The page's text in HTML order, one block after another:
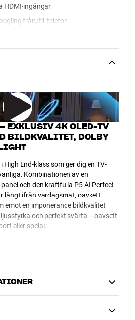
HDMI-ingångar
från/till telefon
EXKLUSIV 4K OLED-TV
BILDKVALITET, DOLBY
High End-klass som ger dig en TV-
Kombinationen av en
och den kraftfulla P5 AI Perfect
långt ifrån vardagsmat, oavsett
emot en imponerande bildkvalitet
och perfekt svärta – oavsett
eller spelar.
Ambilight-systemet som via
som händer på skärmen. Om du
bakom så kan du här se fram
diskret vitt ljus eller koppla ifrån